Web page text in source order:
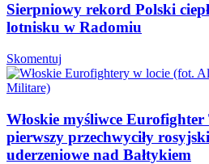
Sierpniowy rekord Polski
lotnisku w Radomiu
Skomentuj
Włoskie myśliwce
pierwszy przechwyciły
uderzeniowe nad Bałtykiem